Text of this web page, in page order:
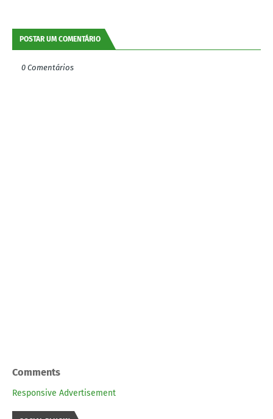
POSTAR UM COMENTÁRIO
0 Comentários
Comments
Responsive Advertisement